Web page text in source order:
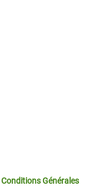
Conditions Générales